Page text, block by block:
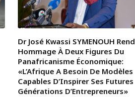
Dr José Kwassi SYMENOUH Rend
Hommage À Deux Figures Du
Panafricanisme Économique:
«L’Afrique A Besoin De Modèles
Capables D’Inspirer Ses Futures
Générations D’Entrepreneurs»